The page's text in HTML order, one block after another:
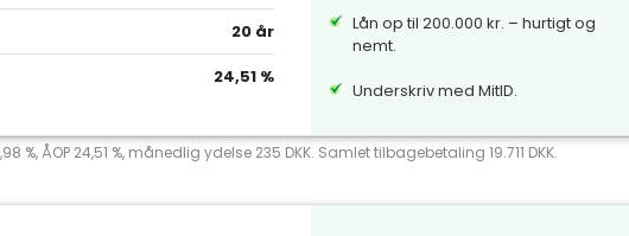
20 år
24,51 %
Lån op til 200.000 kr. – hurtigt og
nemt.
Underskriv med MitID.
%, ÅOP 24,51 %, månedlig ydelse 235 DKK. Samlet tilbagebetaling 19.711 DKK.